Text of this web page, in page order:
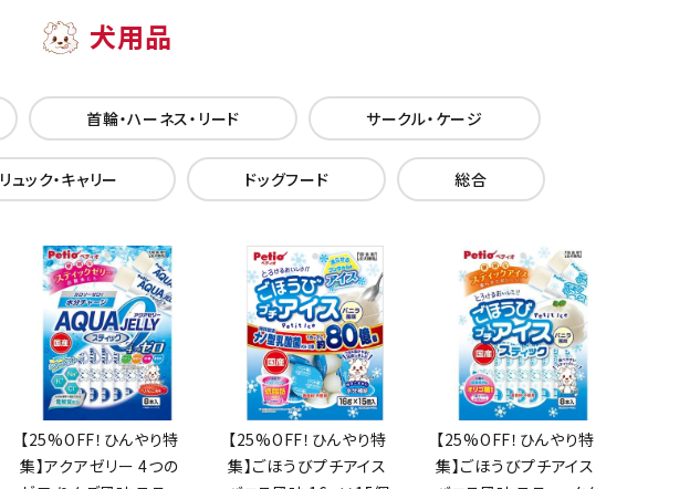
犬用品
首輪・ハーネス・リード サークル・ケージ
リュック・キャリー ドッグフード 総合
【25%OFF！ひんやり特
集】アクアゼリー 4つの
【25%OFF！ひんやり特
集】ごほうびプチアイス
【25%OFF！ひんやり特
集】ごほうびプチアイス